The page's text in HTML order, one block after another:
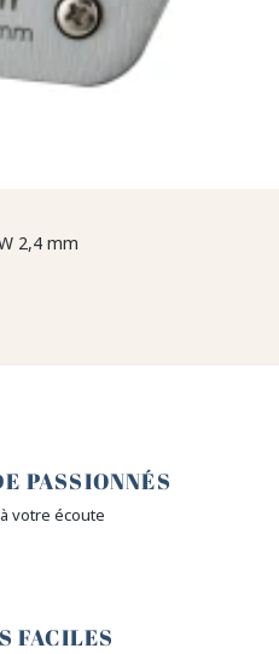
2,4 mm
PASSIONNÉS
votre écoute
FACILES